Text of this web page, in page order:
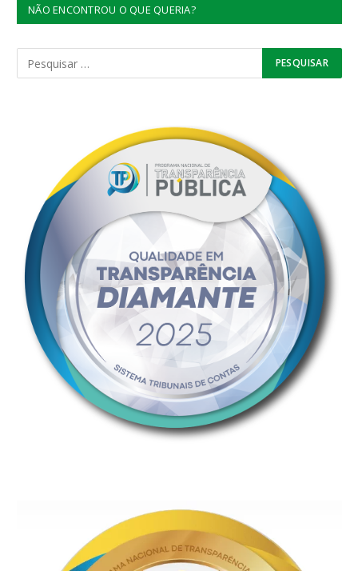
NÃO ENCONTROU O QUE QUERIA?